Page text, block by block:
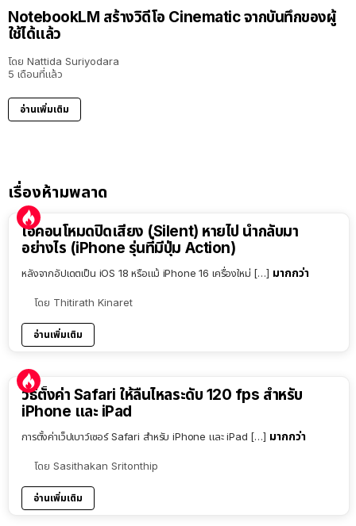
NotebookLM สร้างวิดีโอ Cinematic จากบันทึกของผู้
ใช้ได้แล้ว
โดย Nattida Suriyodara
5 เดือนที่แล้ว
อ่านเพิ่มเติม
เรื่องห้ามพลาด
ไอคอนโหมดปิดเสียง (Silent) หายไป นำกลับมา
อย่างไร (iPhone รุ่นที่มีปุ่ม Action)
หลังจากอัปเดตเป็น iOS 18 หรือแม้ iPhone 16 เครื่องใหม่ […] มากกว่า
โดย Thitirath Kinaret
อ่านเพิ่มเติม
วิธีตั้งค่า Safari ให้ลื่นไหลระดับ 120 fps สำหรับ
iPhone และ iPad
การตั้งค่าเว็ปเบาว์เซอร์ Safari สำหรับ iPhone และ iPad […] มากกว่า
โดย Sasithakan Sritonthip
อ่านเพิ่มเติม